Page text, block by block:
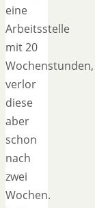
eine
Arbeitsstelle
mit 20
Wochenstunden,
verlor
diese
aber
schon
nach
zwei
Wochen.